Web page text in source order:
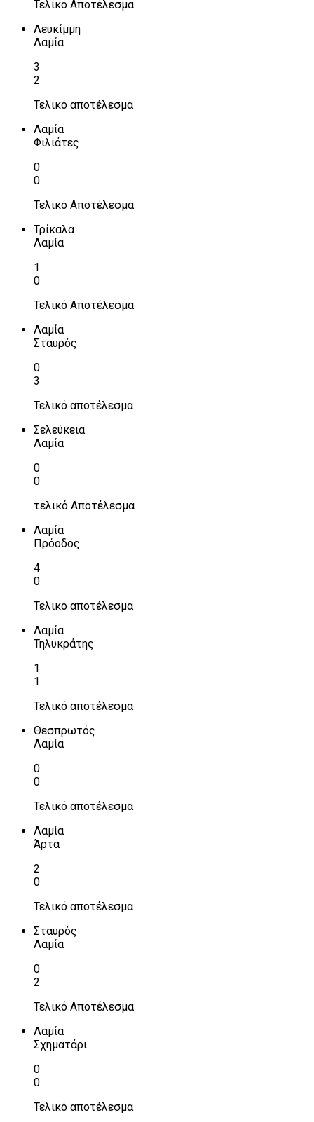
Τελικό Αποτέλεσμα
Λευκίμμη
Λαμία
3
2
Τελικό αποτέλεσμα
Λαμία
Φιλιάτες
0
0
Τελικό Αποτέλεσμα
Τρίκαλα
Λαμία
1
0
Τελικό Αποτέλεσμα
Λαμία
Σταυρός
0
3
Τελικό αποτέλεσμα
Σελεύκεια
Λαμία
0
0
τελικό Αποτέλεσμα
Λαμία
Πρόοδος
4
0
Τελικό αποτέλεσμα
Λαμία
Τηλυκράτης
1
1
Τελικό αποτέλεσμα
Θεσπρωτός
Λαμία
0
0
Τελικό αποτέλεσμα
Λαμία
Άρτα
2
0
Τελικό αποτέλεσμα
Σταυρός
Λαμία
0
2
Τελικό Αποτέλεσμα
Λαμία
Σχηματάρι
0
0
Τελικό αποτέλεσμα